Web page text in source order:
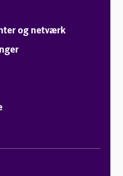
og netværk